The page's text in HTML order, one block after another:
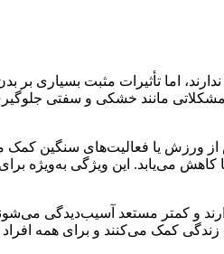
اما تأثیرات مثبت بسیاری بر بدن
مانند خشکی و سفتی جلوگیری
از ورزش یا فعالیت‌های سنگین
می‌یابد. این ویژگی به‌ویژه
و کمتر مستعد آسیب‌دیدگی
زندگی کمک می‌کنند و برای همه